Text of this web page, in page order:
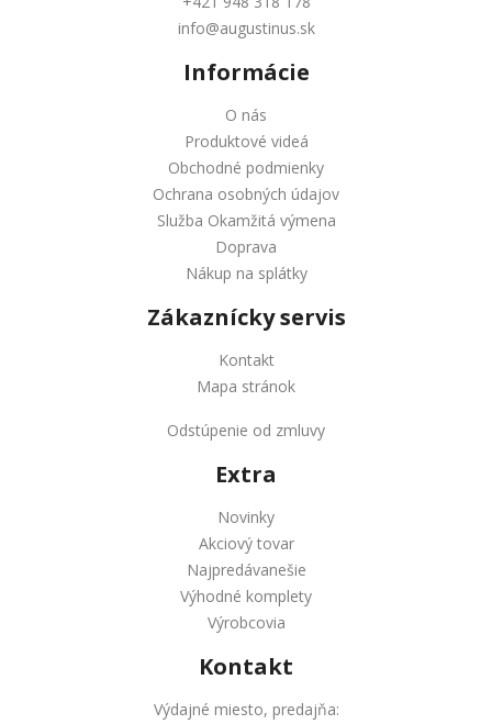
info@augustinus.sk
Informácie
O nás
Produktové videá
Obchodné podmienky
Ochrana osobných údajov
Služba Okamžitá výmena
Doprava
Nákup na splátky
Zákaznícky servis
Kontakt
Mapa stránok
Odstúpenie od zmluvy
Extra
Novinky
Akciový tovar
Najpredávanešie
Výhodné komplety
Výrobcovia
Kontakt
Výdajné miesto, predajňa: